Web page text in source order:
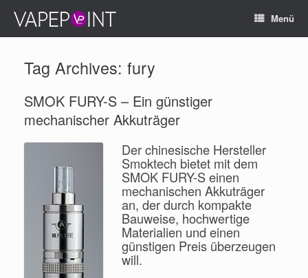
Menü
Tag Archives: fury
SMOK FURY-S – Ein günstiger
mechanischer Akkuträger
Der chinesische Hersteller
Smoktech bietet mit dem
SMOK FURY-S einen
mechanischen Akkuträger
an, der durch kompakte
Bauweise, hochwertige
Materialien und einen
günstigen Preis überzeugen
will.